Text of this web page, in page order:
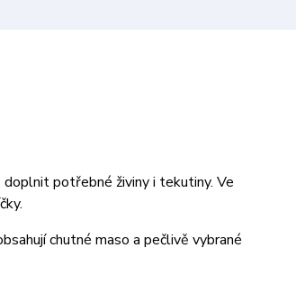
potřebné živiny i tekutiny. Ve
chutné maso a pečlivě vybrané